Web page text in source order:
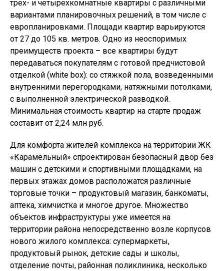
трех- и четырехкомнатные квартиры с различными
вариантами планировочных решений, в том числе с
европланировками. Площади квартир варьируются
от 27 до 105 кв. метров. Одно из неоспоримых
преимуществ проекта – все квартиры будут
передаваться покупателям с готовой предчистовой
отделкой (white box): со стяжкой пола, возведенными
внутренними перегородками, натяжными потолками,
с выполненной электрической разводкой.
Минимальная стоимость квартир на старте продаж
составит от 2,24 млн руб.
Для комфорта жителей комплекса на территории ЖК
«Карамельный» спроектирован безопасный двор без
машин с детскими и спортивными площадками, на
первых этажах домов расположатся различные
торговые точки – продуктовый магазин, банкоматы,
аптека, химчистка и многое другое. Множество
объектов инфраструктуры уже имеется на
территории района непосредственно возле корпусов
нового жилого комплекса: супермаркеты,
продуктовый рынок, детские сады и школы,
отделение почты, районная поликлиника, несколько